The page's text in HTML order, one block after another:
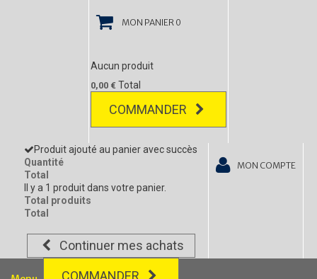
MON PANIER 0
Aucun produit
0,00 € Total
COMMANDER
Produit ajouté au panier avec succès
Quantité
Total
Il y a 1 produit dans votre panier.
Total produits
Total
Continuer mes achats
COMMANDER
MON COMPTE